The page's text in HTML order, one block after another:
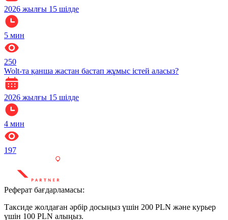
2026 жылғы 15 шілде
5 мин
250
Wolt-та қанша жастан бастап жұмыс істей аласыз?
2026 жылғы 15 шілде
4 мин
197
Реферат бағдарламасы:
Таксиде жолдаған әрбір досыңыз үшін 200 PLN және курьер
үшін 100 PLN алыңыз.